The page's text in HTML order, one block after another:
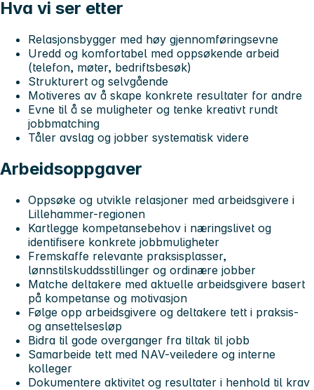
Hva vi ser etter
Relasjonsbygger med høy gjennomføringsevne
Uredd og komfortabel med oppsøkende arbeid
(telefon, møter, bedriftsbesøk)
Strukturert og selvgående
Motiveres av å skape konkrete resultater for andre
Evne til å se muligheter og tenke kreativt rundt
jobbmatching
Tåler avslag og jobber systematisk videre
Arbeidsoppgaver
Oppsøke og utvikle relasjoner med arbeidsgivere i
Lillehammer-regionen
Kartlegge kompetansebehov i næringslivet og
identifisere konkrete jobbmuligheter
Fremskaffe relevante praksisplasser,
lønnstilskuddsstillinger og ordinære jobber
Matche deltakere med aktuelle arbeidsgivere basert
på kompetanse og motivasjon
Følge opp arbeidsgivere og deltakere tett i praksis-
og ansettelsesløp
Bidra til gode overganger fra tiltak til jobb
Samarbeide tett med NAV-veiledere og interne
kolleger
Dokumentere aktivitet og resultater i henhold til krav